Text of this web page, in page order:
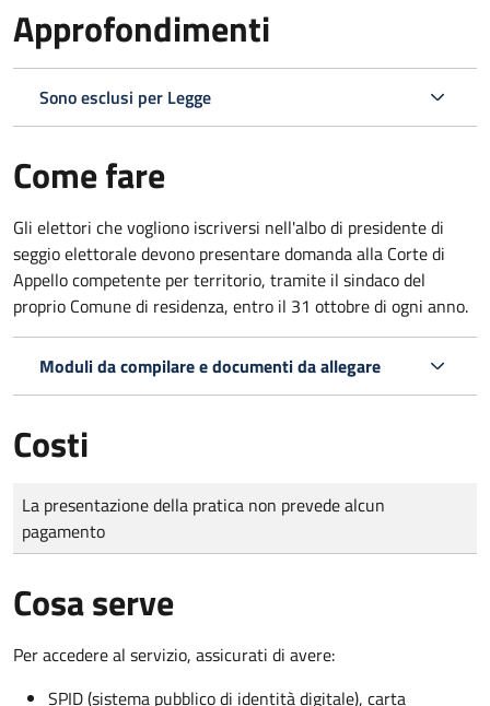
Approfondimenti
Sono esclusi per Legge
Come fare
Gli elettori che vogliono iscriversi nell'albo di presidente di
seggio elettorale devono presentare domanda alla Corte di
Appello competente per territorio, tramite il sindaco del
proprio Comune di residenza, entro il 31 ottobre di ogni anno.
Moduli da compilare e documenti da allegare
Costi
Tipo di pagamento
Importo
La presentazione della pratica non prevede alcun
pagamento
Cosa serve
Per accedere al servizio, assicurati di avere:
SPID (sistema pubblico di identità digitale), carta